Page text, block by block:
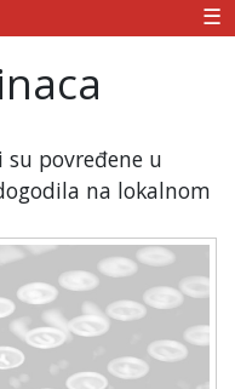
☰
povređene u
na lokalnom